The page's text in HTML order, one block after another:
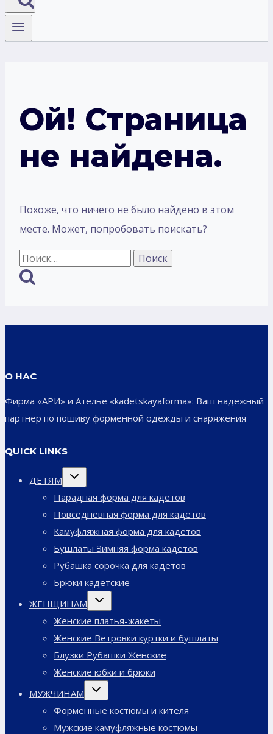
Ой! Страница
не найдена.
Похоже, что ничего не было найдено в этом
месте. Может, попробовать поискать?
Найти:
О НАС
Фирма «АРИ» и Ателье «kadetskayaforma»: Ваш надежный
партнер по пошиву форменной одежды и снаряжения
QUICK LINKS
ДЕТЯМ
Переключить
дочернее
Парадная форма для кадетов
Повседневная форма для кадетов
Камуфляжная форма для кадетов
Бушлаты Зимняя форма кадетов
Рубашка сорочка для кадетов
Брюки кадетские
ЖЕНЩИНАМ
Переключить
дочернее
Женские платья-жакеты
Женские Ветровки куртки и бушлаты
Блузки Рубашки Женские
Женские юбки и брюки
МУЖЧИНАМ
Переключить
дочернее
Форменные костюмы и кителя
Мужские камуфляжные костюмы